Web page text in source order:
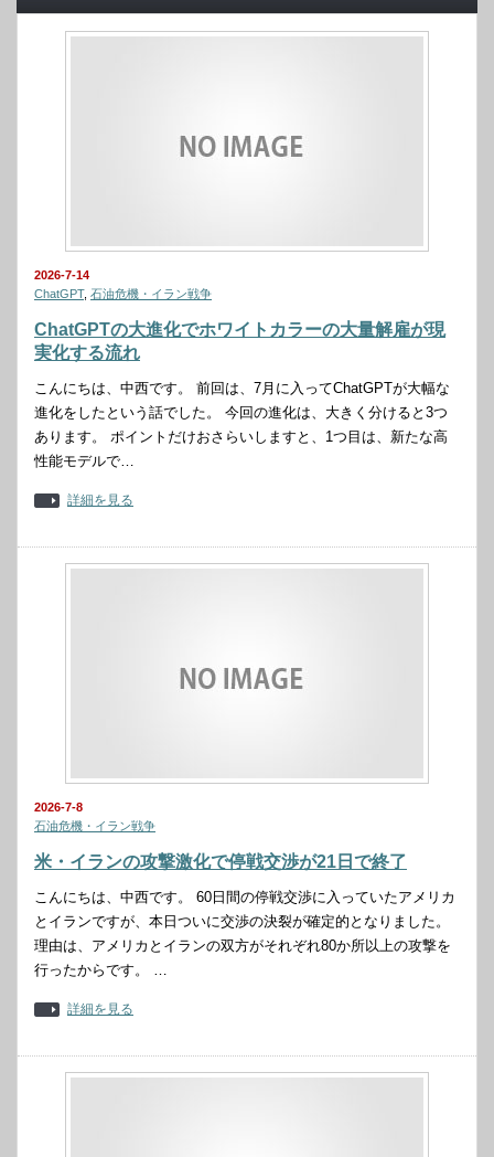
2026-7-14
ChatGPT, 石油危機・イラン戦争
ChatGPTの大進化でホワイトカラーの大量解雇が現
実化する流れ
こんにちは、中西です。 前回は、7月に入ってChatGPTが大幅な
進化をしたという話でした。 今回の進化は、大きく分けると3つ
あります。 ポイントだけおさらいしますと、1つ目は、新たな高
性能モデルで…
詳細を見る
2026-7-8
石油危機・イラン戦争
米・イランの攻撃激化で停戦交渉が21日で終了
こんにちは、中西です。 60日間の停戦交渉に入っていたアメリカ
とイランですが、本日ついに交渉の決裂が確定的となりました。
理由は、アメリカとイランの双方がそれぞれ80か所以上の攻撃を
行ったからです。 …
詳細を見る